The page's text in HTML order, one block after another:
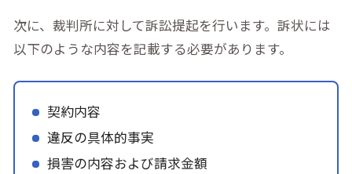
次に、裁判所に対して訴訟提起を行います。訴状には
以下のような内容を記載する必要があります。
契約内容
違反の具体的事実
損害の内容および請求金額